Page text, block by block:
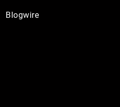
Blogwire